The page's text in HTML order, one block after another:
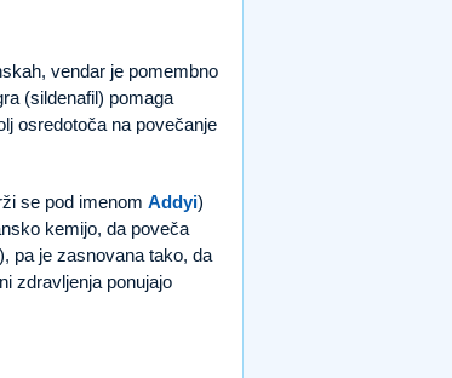
vendar je pomembno
(sildenafil) pomaga
osredotoča na povečanje
se pod imenom Addyi)
kemijo, da poveča
pa je zasnovana tako, da
zdravljenja ponujajo